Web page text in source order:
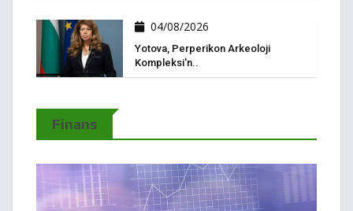
04/08/2026
Yotova, Perperikon Arkeoloji
Kompleksi'n..
Finans